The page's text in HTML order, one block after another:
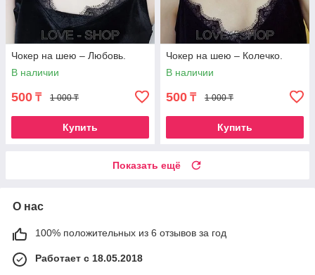
Чокер на шею – Любовь.
В наличии
500 ₸ 1 000 ₸
Купить
Чокер на шею – Колечко.
В наличии
500 ₸ 1 000 ₸
Купить
Показать ещё
О нас
100% положительных из 6 отзывов за год
Работает с 18.05.2018